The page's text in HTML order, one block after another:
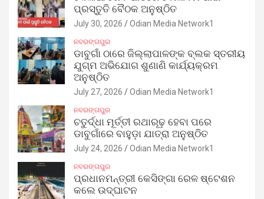
ପ୍ରସ୍ତୁତି ବୈଠକ ଅନୁଷ୍ଠିତ
July 30, 2026 Odian Media Network1
ନବରଙ୍ଗପୁର
ଡାବୁଗାଁ ଠାରେ ଜିଲ୍ଲାପାଳଙ୍କ ବ୍ଲକ ସ୍ତରୀୟ
ଯୁଗ୍ମ ଅଭିଯୋଗ ଶୁଣାଣି କାର୍ଯ୍ୟକ୍ରମ
ଅନୁଷ୍ଠିତ
July 27, 2026 Odian Media Network1
ନବରଙ୍ଗପୁର
ଚତୁର୍ଦ୍ଧା ମୂର୍ତ୍ତୀ ରଥାରୂଢ଼ ହେବା ପରେ
ଡାବୁଗାଁରେ ବାହୁଡ଼ା ଯାତ୍ରା ଅନୁଷ୍ଠିତ
July 24, 2026 Odian Media Network1
ନବରଙ୍ଗପୁର
ପ୍ରଧାନମନ୍ତ୍ରୀ କେସିଙ୍ଗା ରେଳ ଷ୍ଟେଶନ
କଲେ ଉଦ୍‌ଘାଟନ